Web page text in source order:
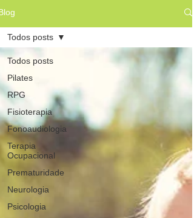
Todos posts
Pilates
RPG
Fisioterapia
Fonoaudiologia
Terapia
Ocupacional
Prematuridade
Neurologia
Psicologia
Todos posts